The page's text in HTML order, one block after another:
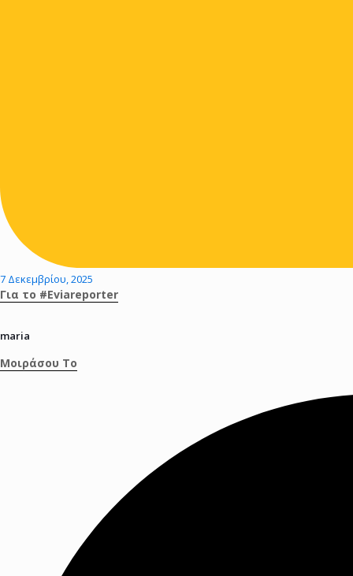
7 Δεκεμβρίου, 2025
Για το #Eviareporter
maria
Μοιράσου Το